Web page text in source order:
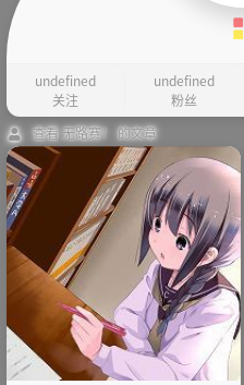
undefined
关注
undefined
粉丝
查看 无路赛！ 的文章